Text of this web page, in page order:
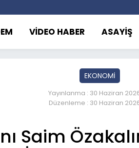
VİDEO HABER ASAYİŞ
EKONOMİ
Yayınlanma : 30 Haziran 2026
Düzenleme : 30 Haziran 2026
Saim